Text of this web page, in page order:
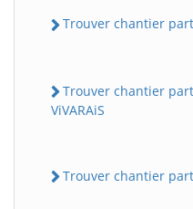
Trouver chantier
Trouver chantier
ViVARAiS
Trouver chantier